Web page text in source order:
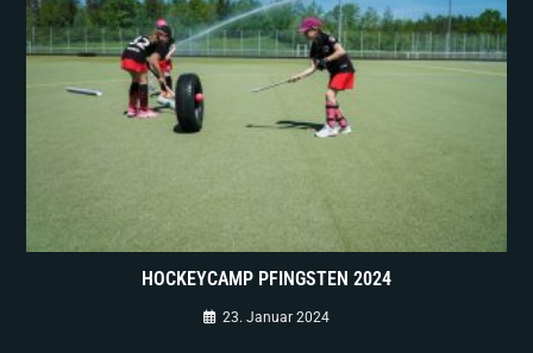
HOCKEYCAMP PFINGSTEN 2024
23. Januar 2024